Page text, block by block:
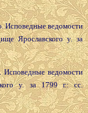
ведомости
Ярославского у. за
ведомости
у. за 1799 г.: сс.